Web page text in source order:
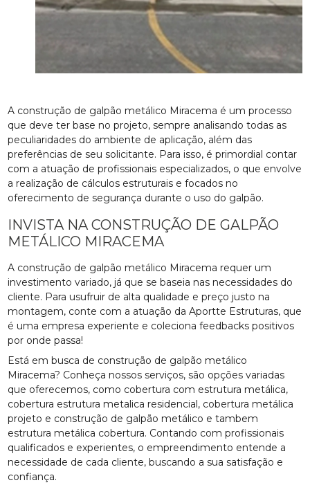
A construção de galpão metálico Miracema é um processo
que deve ter base no projeto, sempre analisando todas as
peculiaridades do ambiente de aplicação, além das
preferências de seu solicitante. Para isso, é primordial contar
com a atuação de profissionais especializados, o que envolve
a realização de cálculos estruturais e focados no
oferecimento de segurança durante o uso do galpão.
INVISTA NA CONSTRUÇÃO DE GALPÃO
METÁLICO MIRACEMA
A construção de galpão metálico Miracema requer um
investimento variado, já que se baseia nas necessidades do
cliente. Para usufruir de alta qualidade e preço justo na
montagem, conte com a atuação da Aportte Estruturas, que
é uma empresa experiente e coleciona feedbacks positivos
por onde passa!
Está em busca de construção de galpão metálico
Miracema? Conheça nossos serviços, são opções variadas
que oferecemos, como cobertura com estrutura metálica,
cobertura estrutura metalica residencial, cobertura metálica
projeto e construção de galpão metálico e tambem
estrutura metálica cobertura. Contando com profissionais
qualificados e experientes, o empreendimento entende a
necessidade de cada cliente, buscando a sua satisfação e
confiança.